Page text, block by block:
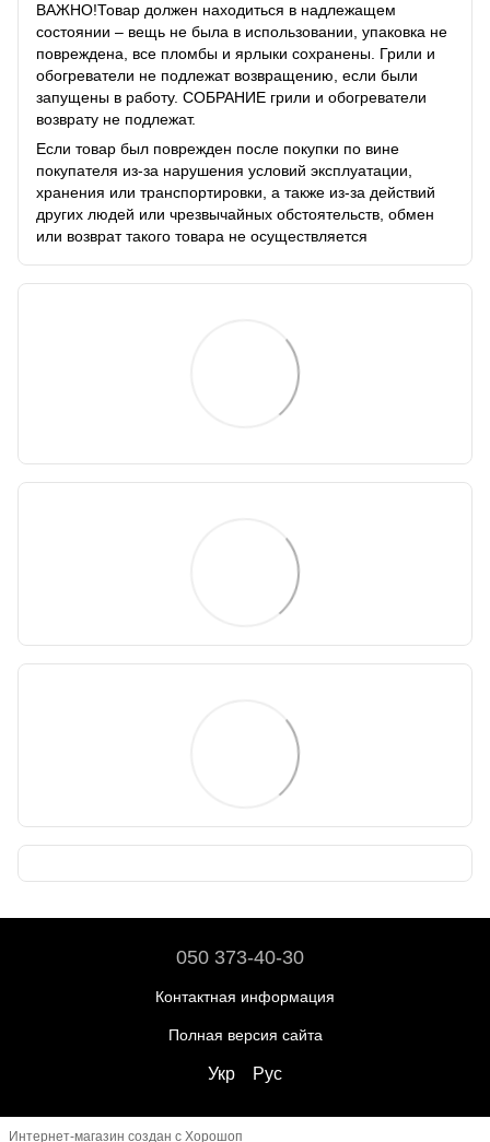
ВАЖНО!Товар должен находиться в надлежащем
состоянии – вещь не была в использовании, упаковка не
повреждена, все пломбы и ярлыки сохранены. Грили и
обогреватели не подлежат возвращению, если были
запущены в работу. СОБРАНИЕ грили и обогреватели
возврату не подлежат.
Если товар был поврежден после покупки по вине
покупателя из-за нарушения условий эксплуатации,
хранения или транспортировки, а также из-за действий
других людей или чрезвычайных обстоятельств, обмен
или возврат такого товара не осуществляется
050 373-40-30
Контактная информация
Полная версия сайта
Укр Рус
Интернет-магазин создан с Хорошоп